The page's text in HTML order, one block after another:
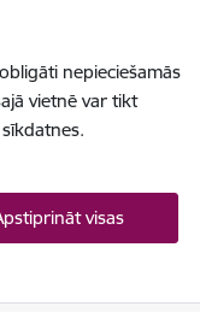
nepieciešamās
vietnē var tikt
visas